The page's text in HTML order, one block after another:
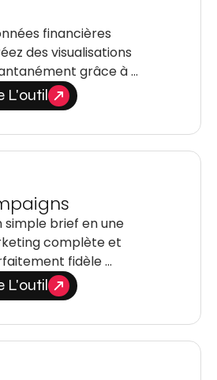
financières
des visualisations
grâce à …
L'outil
simple brief en une
complète et
fidèle …
L'outil